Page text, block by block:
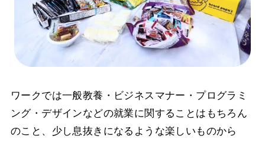
ワークでは一般教養・ビジネスマナー・プログラミ
ング・デザインなどの就業に関することはもちろん
のこと、少し息抜きになるような楽しいものから